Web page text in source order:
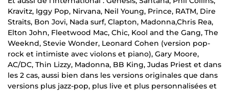
Kravitz, Iggy Pop, Nirvana, Neil Young, Prince, RATM, Dire
Straits, Bon Jovi, Nada surf, Clapton, Madonna,Chris Rea,
Elton John, Fleetwood Mac, Chic, Kool and the Gang, The
Weeknd, Stevie Wonder, Leonard Cohen (version pop-
rock et intimiste avec violons et piano), Gary Moore,
AC/DC, Thin Lizzy, Madonna, BB King, Judas Priest et dans
les 2 cas, aussi bien dans les versions originales que dans
versions plus jazz-pop, plus live et plus personnalisées et